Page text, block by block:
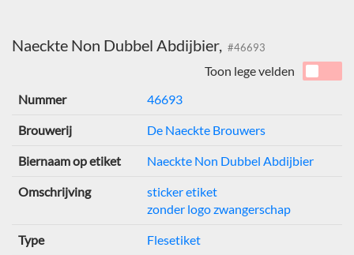
Naeckte Non Dubbel Abdijbier, #46693
Toon lege velden
Nummer
46693
Brouwerij De Naeckte Brouwers
Biernaam op etiket Naeckte Non Dubbel Abdijbier
Omschrijving
sticker etiket
zonder logo zwangerschap
Type Flesetiket